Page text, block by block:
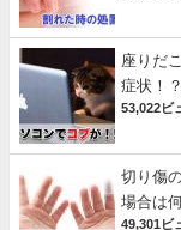
座りだ
症状！？
53,022ビ
切り傷
場合は
49,301ビ